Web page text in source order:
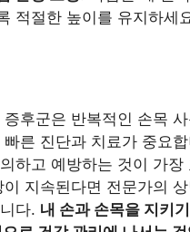
적절한 높이를 유지하세
증후군은 반복적인 손목
빠른 진단과 치료가 중요
하고 예방하는 것이 가장
이 지속된다면 전문가의
다. 내 손과 손목을 지키